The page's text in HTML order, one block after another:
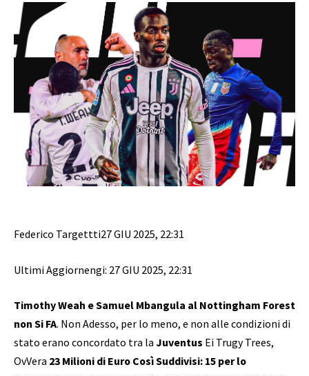
Federico Targettti27 GIU 2025, 22:31
Ultimi Aggiornengi: 27 GIU 2025, 22:31
Timothy Weah e Samuel Mbangula al Nottingham Forest
non Si FA. Non Adesso, per lo meno, e non alle condizioni di
stato erano concordato tra la Juventus Ei Trugy Trees,
OvVera 23 Milioni di Euro Così Suddivisi: 15 per lo